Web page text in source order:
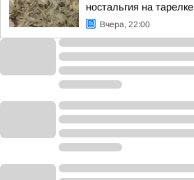
ностальгия на тарелке
Вчера, 22:00